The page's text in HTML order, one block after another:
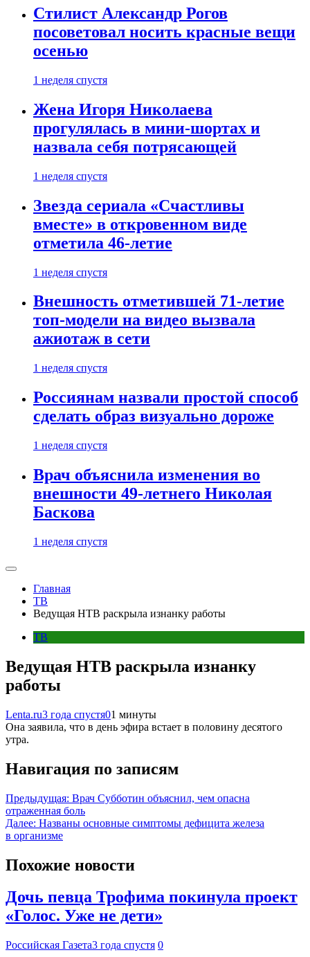
Стилист Александр Рогов
посоветовал носить красные вещи
осенью
1 неделя спустя
Жена Игоря Николаева
прогулялась в мини-шортах и
назвала себя потрясающей
1 неделя спустя
Звезда сериала «Счастливы
вместе» в откровенном виде
отметила 46-летие
1 неделя спустя
Внешность отметившей 71-летие
топ-модели на видео вызвала
ажиотаж в сети
1 неделя спустя
Россиянам назвали простой способ
сделать образ визуально дороже
1 неделя спустя
Врач объяснила изменения во
внешности 49-летнего Николая
Баскова
1 неделя спустя
Главная
ТВ
Ведущая НТВ раскрыла изнанку работы
ТВ
Ведущая НТВ раскрыла изнанку
работы
Lenta.ru3 года спустя01 минуты
Она заявила, что в день эфира встает в половину десятого
утра.
Навигация по записям
Предыдущая: Врач Субботин объяснил, чем опасна
отраженная боль
Далее: Названы основные симптомы дефицита железа
в организме
Похожие новости
Дочь певца Трофима покинула проект
«Голос. Уже не дети»
Российская Газета3 года спустя 0